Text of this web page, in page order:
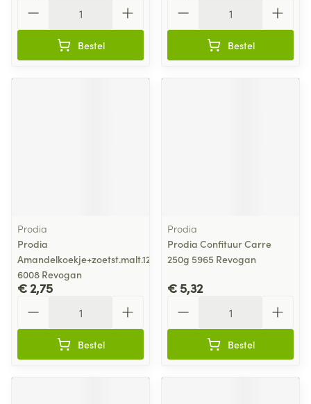
Bestel Bestel
Prodia
Prodia
Amandelkoekje+zoetst.malt.125g
6008 Revogan
€ 2,75
Bestel
Prodia
Prodia Confituur Carre
250g 5965 Revogan
€ 5,32
Bestel